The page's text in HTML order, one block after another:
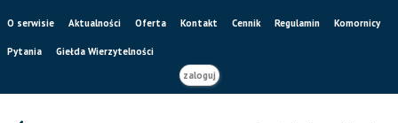
O serwisie Aktualności Oferta Kontakt Cennik Regulamin Komornicy
Pytania
Giełda Wierzytelności
zaloguj